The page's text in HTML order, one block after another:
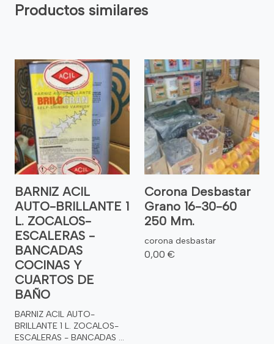
Productos similares
BARNIZ ACIL
AUTO-BRILLANTE 1
L. ZOCALOS-
ESCALERAS -
BANCADAS
COCINAS Y
CUARTOS DE
BAÑO
BARNIZ ACIL AUTO-
BRILLANTE 1 L. ZOCALOS-
ESCALERAS - BANCADAS ...
Corona Desbastar
Grano 16-30-60
250 Mm.
corona desbastar
0,00 €